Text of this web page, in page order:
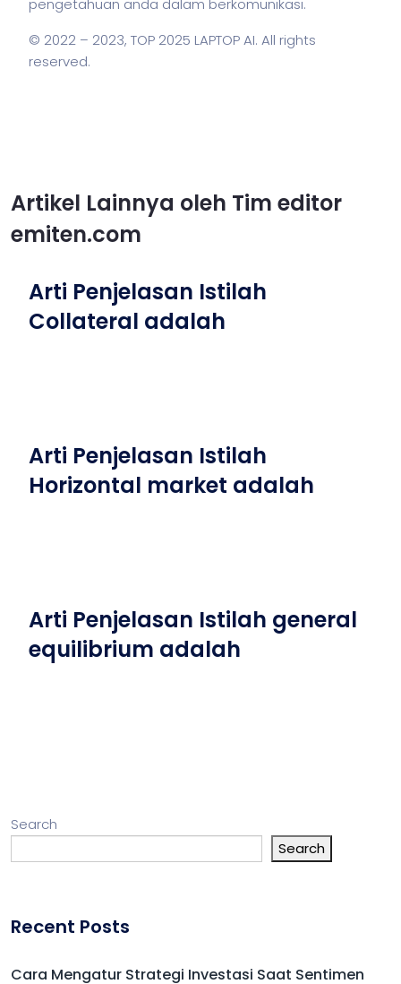
pengetahuan anda dalam berkomunikasi.
© 2022 – 2023, TOP 2025 LAPTOP AI. All rights
reserved.
Artikel Lainnya oleh Tim editor
emiten.com
Arti Penjelasan Istilah
Collateral adalah
Arti Penjelasan Istilah
Horizontal market adalah
Arti Penjelasan Istilah general
equilibrium adalah
Search
Search
Recent Posts
Cara Mengatur Strategi Investasi Saat Sentimen